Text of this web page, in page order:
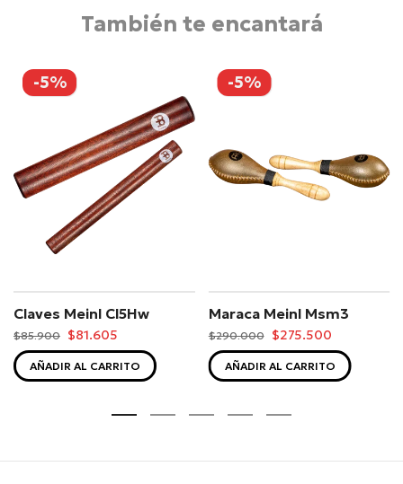
También te encantará
-5%
Claves Meinl Cl5Hw
$85.900 $81.605
AÑADIR AL CARRITO
-5%
Maraca Meinl Msm3
$290.000 $275.500
AÑADIR AL CARRITO